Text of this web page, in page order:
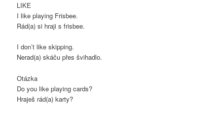
LIKE
I like playing Frisbee.
Rád(a) si hraji s frisbee.
I don’t like skipping.
Nerad(a) skáču přes švihadlo.
Otázka
Do you like playing cards?
Hraješ rád(a) karty?